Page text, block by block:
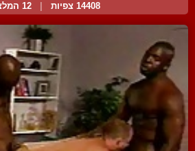
14408 צפיות 12 המלצות